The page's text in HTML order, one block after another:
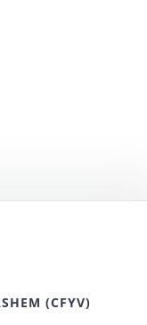
(CFYV)